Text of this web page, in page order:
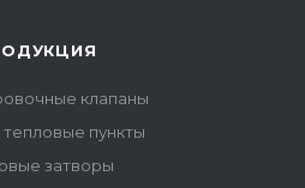
клапаны
пункты
затворы